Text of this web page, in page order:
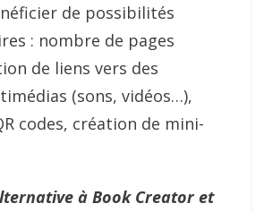
de possibilités
: nombre de pages
de liens vers des
(sons, vidéos…),
codes, création de mini-
à Book Creator et